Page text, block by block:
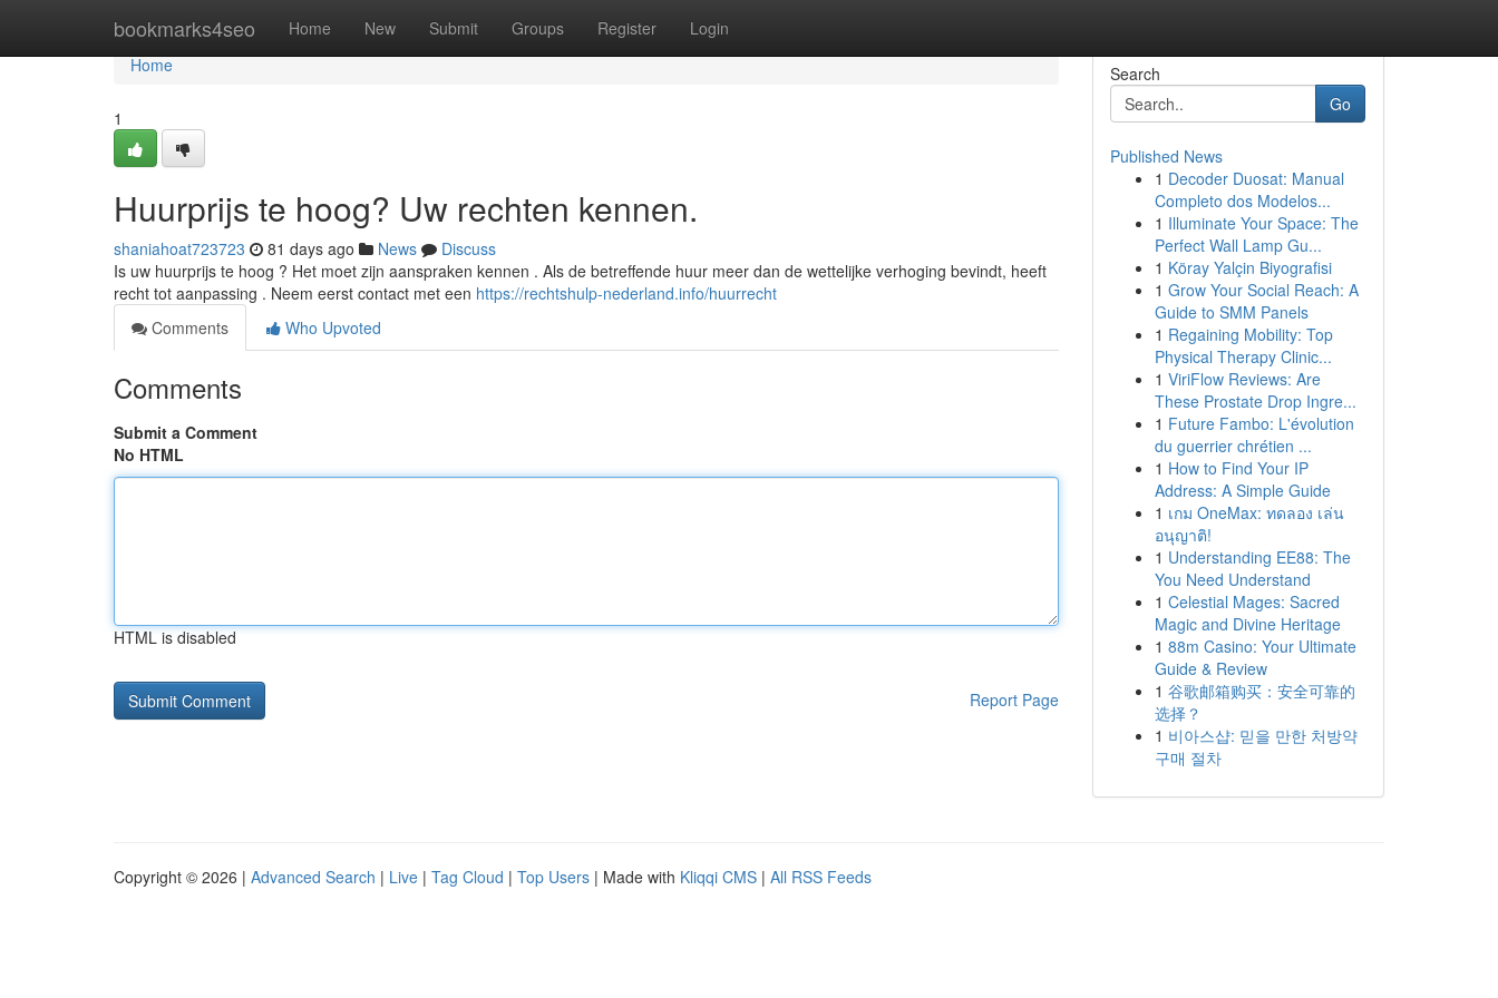
bookmarks4seo Home New Submit Groups Register Login
Home
Home
1
Huurprijs te hoog? Uw rechten kennen.
shaniahoat723723 81 days ago News
Discuss
Is uw huurprijs te hoog ? Het moet zijn aanspraken kennen . Als de betreffende huur meer dan de wettelijke verhoging bevindt, heeft
recht tot aanpassing . Neem eerst contact met een https://rechtshulp-nederland.info/huurrecht
Comments
Who Upvoted
Comments
Submit a Comment
No HTML
HTML is disabled
Report Page
Search
Go
Published News
1 Decoder Duosat: Manual
Completo dos Modelos...
1 Illuminate Your Space: The
Perfect Wall Lamp Gu...
1 Köray Yalçin Biyografisi
1 Grow Your Social Reach: A
Guide to SMM Panels
1 Regaining Mobility: Top
Physical Therapy Clinic...
1 ViriFlow Reviews: Are
These Prostate Drop Ingre...
1 Future Fambo: L'évolution
du guerrier chrétien ...
1 How to Find Your IP
Address: A Simple Guide
1 เกม OneMax: ทดลอง เล่น
อนุญาติ!
1 Understanding EE88: The
You Need Understand
1 Celestial Mages: Sacred
Magic and Divine Heritage
1 88m Casino: Your Ultimate
Guide & Review
1 谷歌邮箱购买：安全可靠的
选择？
1 비아스샵: 믿을 만한 처방약
구매 절차
Copyright © 2026 | Advanced Search | Live | Tag Cloud | Top Users | Made with Kliqqi CMS | All RSS Feeds